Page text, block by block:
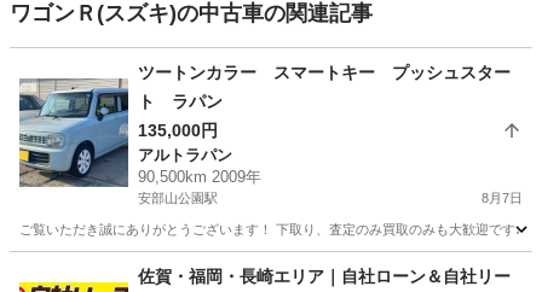
ワゴンＲ(スズキ)の中古車の関連記事
ツートンカラー スマートキー プッシュスター
ト ラパン
135,000円
アルトラパン
90,500km 2009年
安部山公園駅 8月7日
ご覧いただき誠にありがとうございます！ 下取り、査定のみ買取のみも大歓迎です
安部山公園駅 アルトラパン
佐賀・福岡・長崎エリア｜自社ローン＆自社リー